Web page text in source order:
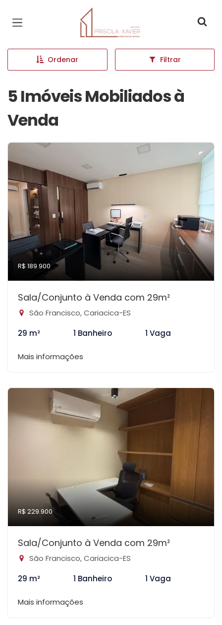
Página inicial
Ordenar Filtrar
5 Imóveis Mobiliados à
Venda
R$ 189.900
Sala/Conjunto à Venda com 29m²
São Francisco, Cariacica-ES
29 m²
1 Banheiro 1 Vaga
Mais informações
R$ 229.900
Sala/Conjunto à Venda com 29m²
São Francisco, Cariacica-ES
29 m²
1 Banheiro 1 Vaga
Mais informações